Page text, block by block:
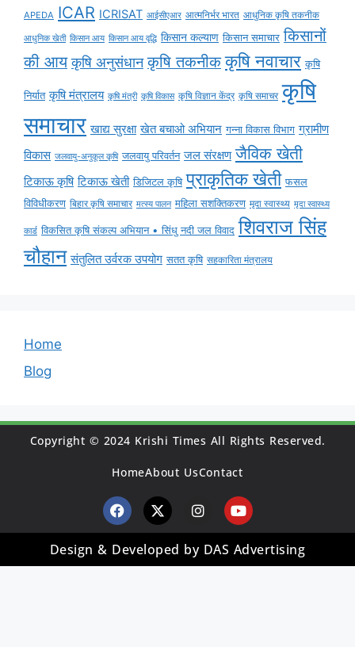
APEDA ICAR ICRISAT आईसीएआर आत्मनिर्भर भारत आधुनिक कृषि तकनीक
आधुनिक खेती किसान आय किसान आय वृद्धि किसान कल्याण किसान समाचार किसानों
की आय कृषि अनुसंधान कृषि तकनीक कृषि नवाचार कृषि
निर्यात कृषि मंत्रालय कृषि मंत्री कृषि विकास कृषि विज्ञान केंद्र कृषि समाचर कृषि
समाचार खाद्य सुरक्षा खेत बचाओ अभियान गन्ना विकास विभाग ग्रामीण
विकास जलवायु-अनुकूल कृषि जलवायु परिवर्तन जल संरक्षण जैविक खेती
टिकाऊ कृषि टिकाऊ खेती डिजिटल कृषि प्राकृतिक खेती फसल
विविधीकरण बिहार कृषि समाचार मत्स्य पालन महिला सशक्तिकरण मृदा स्वास्थ्य मृदा स्वास्थ्य
कार्ड विकसित कृषि संकल्प अभियान • सिंधु नदी जल विवाद शिवराज सिंह
चौहान संतुलित उर्वरक उपयोग सतत कृषि सहकारिता मंत्रालय
Home
Blog
Copyright © 2024 Krishi Times All Rights Reserved.
HomeAbout UsContact
Design & Developed by DAS Advertising